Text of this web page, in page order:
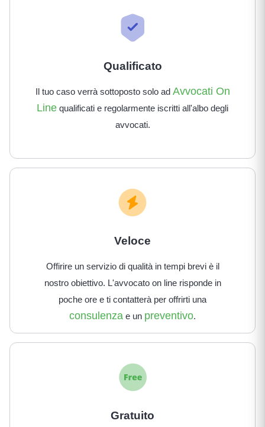
Qualificato
Il tuo caso verrà sottoposto solo ad Avvocati On
Line qualificati e regolarmente iscritti all'albo degli
avvocati.
Veloce
Offirire un servizio di qualità in tempi brevi è il
nostro obiettivo. L'avvocato on line risponde in
poche ore e ti contatterà per offrirti una
consulenza e un preventivo.
Gratuito